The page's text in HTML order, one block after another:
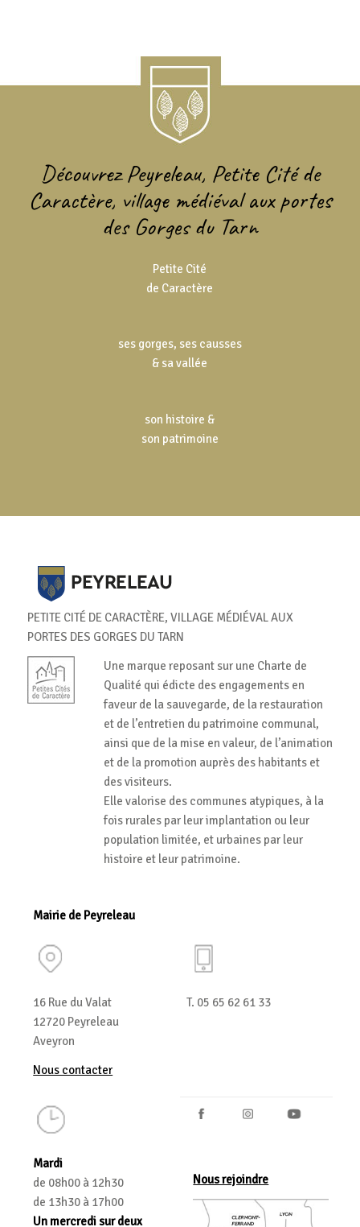
Découvrez Peyreleau, Petite Cité de
Caractère, village médiéval aux portes
des Gorges du Tarn
Petite Cité
de Caractère
ses gorges, ses causses
& sa vallée
son histoire &
son patrimoine
PETITE CITÉ DE CARACTÈRE, VILLAGE MÉDIÉVAL AUX
PORTES DES GORGES DU TARN
Une marque reposant sur une Charte de
Qualité qui édicte des engagements en
faveur de la sauvegarde, de la restauration
et de l’entretien du patrimoine communal,
ainsi que de la mise en valeur, de l’animation
et de la promotion auprès des habitants et
des visiteurs.
Elle valorise des communes atypiques, à la
fois rurales par leur implantation ou leur
population limitée, et urbaines par leur
histoire et leur patrimoine.
Mairie de Peyreleau
16 Rue du Valat
12720 Peyreleau
Aveyron
Nous contacter
T. 05 65 62 61 33
Mardi
de 08h00 à 12h30
de 13h30 à 17h00
Un mercredi sur deux
Nous rejoindre